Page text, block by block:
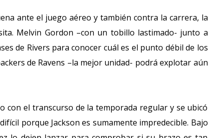
ante el juego aéreo y también contra la carrera, la
Melvin Gordon –con un tobillo lastimado- junto a
de Rivers para conocer cuál es el punto débil de los
de Ravens –la mejor unidad- podrá explotar aún
con el transcurso de la temporada regular y se ubicó
porque Jackson es sumamente impredecible. Bajo